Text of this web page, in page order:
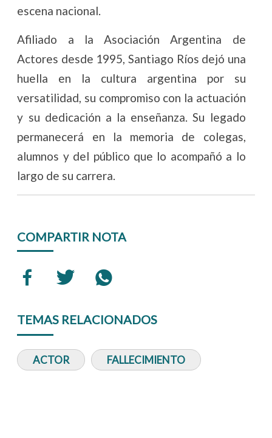
escena nacional.
Afiliado a la Asociación Argentina de
Actores desde 1995, Santiago Ríos dejó una
huella en la cultura argentina por su
versatilidad, su compromiso con la actuación
y su dedicación a la enseñanza. Su legado
permanecerá en la memoria de colegas,
alumnos y del público que lo acompañó a lo
largo de su carrera.
COMPARTIR NOTA
TEMAS RELACIONADOS
ACTOR FALLECIMIENTO